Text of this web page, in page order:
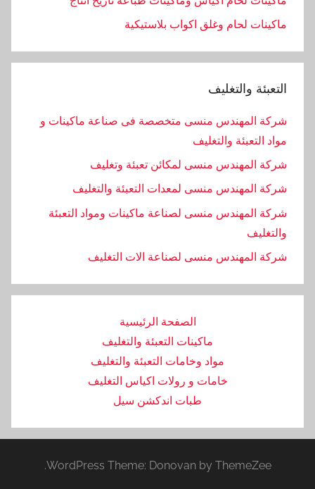
ماكينات لحام وغلق اكواب بلاستيكية
التعبئة والتغليف
شركة المهندس منسى متخصصة فى صناعة ماكينات و
مواد التعبئة والتغليف
شركة المهندس منسى لمكائن تعبئة وتغليف
شركة المهندس منسى لمعدات التعبئة والتغليف
شركة المهندس منسى لصناعة ماكينات ومواد التعبئة
والتغليف
‏شركة المهندس منسى لصناعة الات التغليف
الصفحة الرئيسية
ماكينات التعبئة والتغليف
مواد وخامات التعبئة والتغليف
خامات و رولات اكياس التغليف
طبات اندكشن سيل
WordPress Theme: Donovan by ThemeZee.